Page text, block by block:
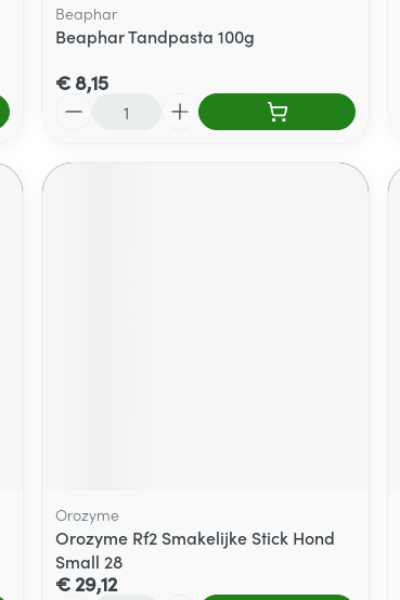
Beaphar
Beaphar Tandpasta 100g
€ 8,15
Orozyme
Orozyme Rf2 Smakelijke Stick Hond
Small 28
€ 29,12